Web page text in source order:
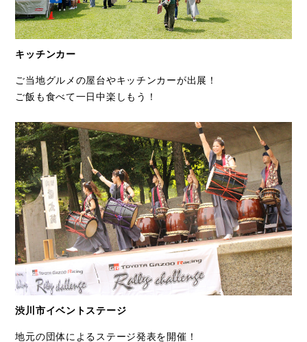
キッチンカー
ご当地グルメの屋台やキッチンカーが出展！
ご飯も食べて一日中楽しもう！
渋川市イベントステージ
地元の団体によるステージ発表を開催！